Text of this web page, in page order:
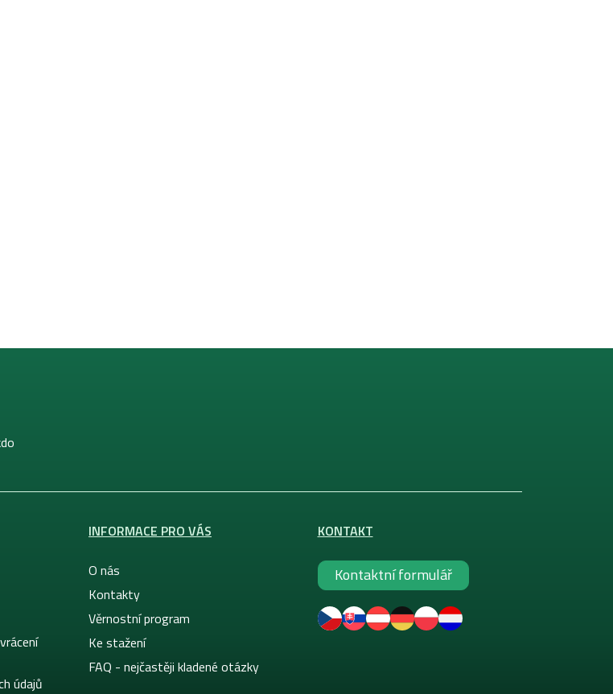
údajů
INFORMACE PRO VÁS
O nás
Kontakty
Věrnostní program
Ke stažení
FAQ - nejčastěji kladené otázky
KONTAKT
Kontaktní formulář